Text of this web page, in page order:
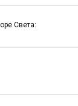
Света: